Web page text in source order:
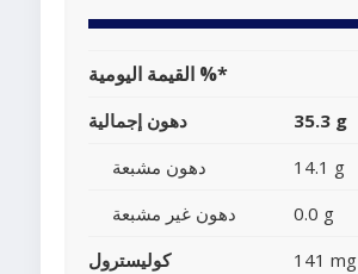
القيمة اليومية %*
دهون إجمالية 35.3 g
دهون مشبعة
14.1 g
دهون غير مشبعة
0.0 g
كوليسترول
141 mg